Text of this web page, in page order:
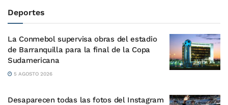
Deportes
La Conmebol supervisa obras del estadio
de Barranquilla para la final de la Copa
Sudamericana
5 AGOSTO 2026
Desaparecen todas las fotos del Instagram